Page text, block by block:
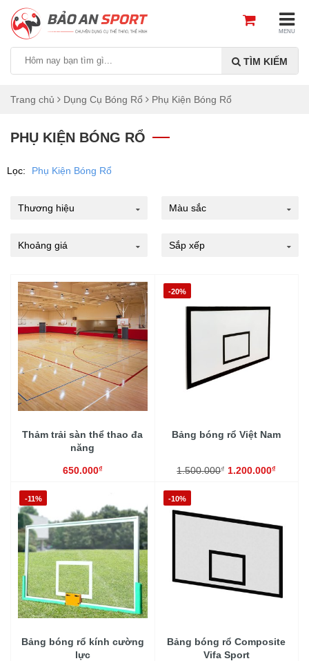
MENU
TÌM KIẾM
Trang chủ Dụng Cụ Bóng Rổ Phụ Kiện Bóng Rổ
PHỤ KIỆN BÓNG RỔ
Lọc: Phụ Kiện Bóng Rổ
Thương hiệu Màu sắc
Khoảng giá Sắp xếp
Thảm trải sàn thể thao đa
năng
650.000₫
-20%
Bảng bóng rổ Việt Nam
1.500.000₫ 1.200.000₫
-11%
Bảng bóng rổ kính cường
lực
-10%
Bảng bóng rổ Composite
Vifa Sport